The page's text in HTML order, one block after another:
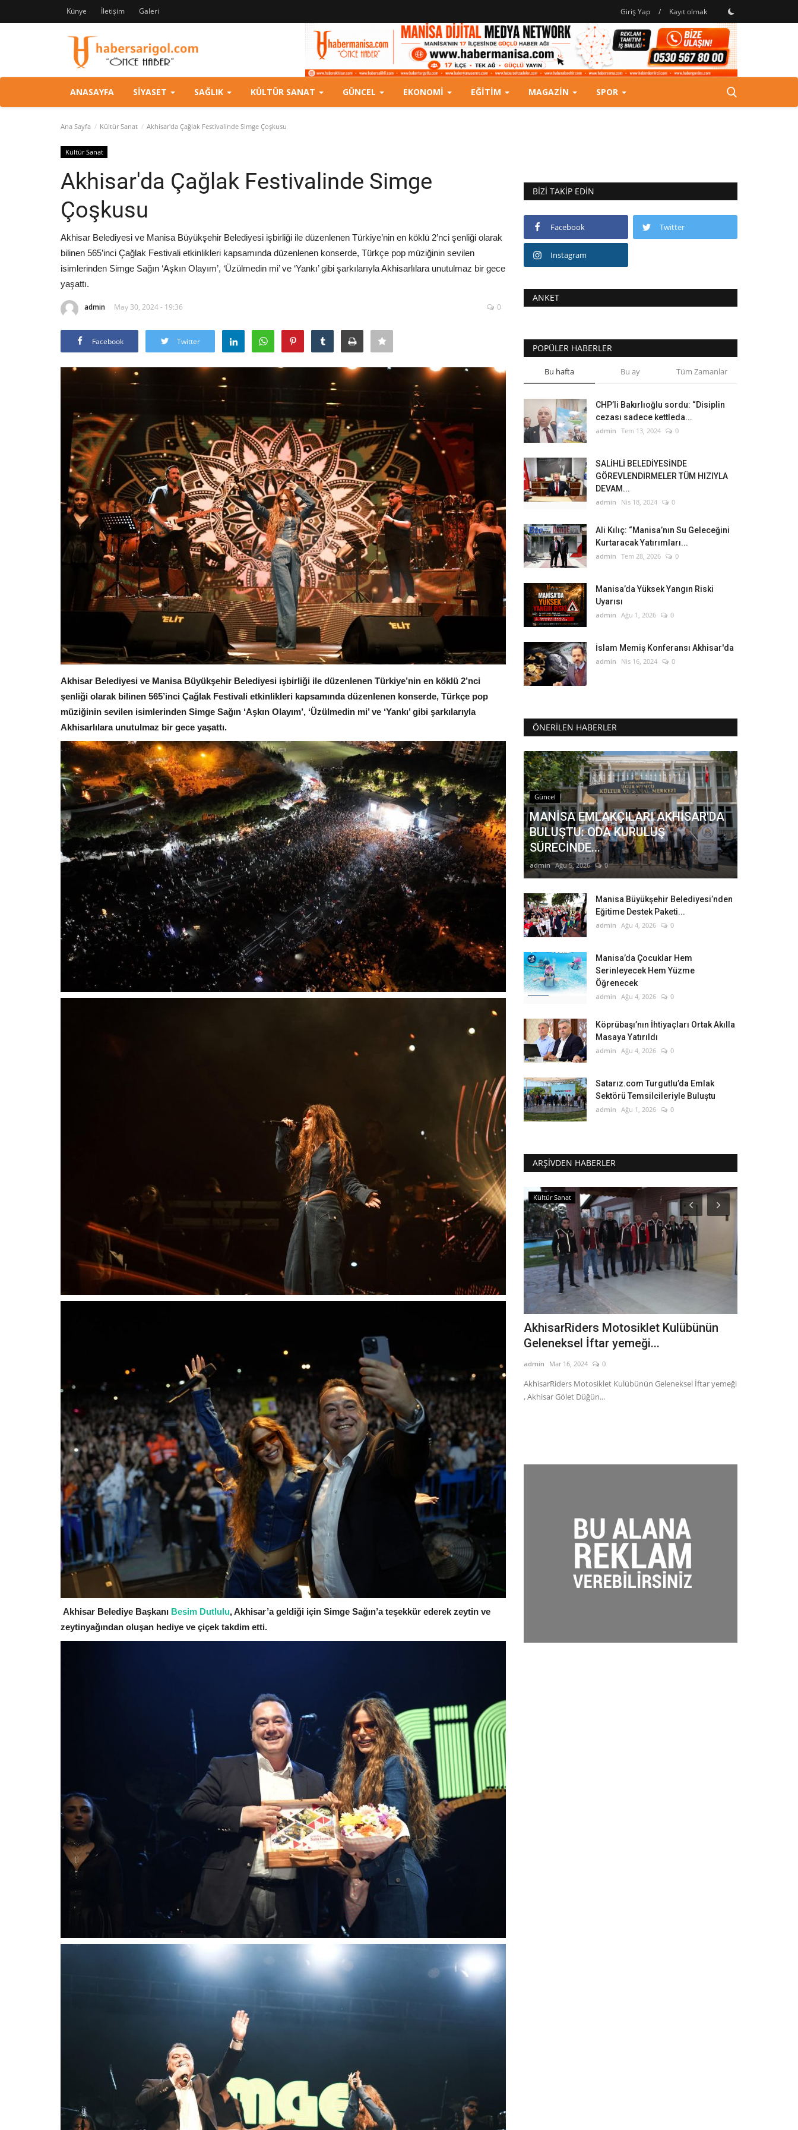
Künye İletişim Galeri Giriş Yap / Kayıt olmak
ANASAYFA SIYASET SAĞLIK KÜLTÜR SANAT GÜNCEL EKONOMI EĞITIM MAGAZIN SPOR
Ana Sayfa Kültür Sanat Akhisar'da Çağlak Festivalinde Simge Çoşkusu
Kültür Sanat
Akhisar'da Çağlak Festivalinde Simge
Çoşkusu
Akhisar Belediyesi ve Manisa Büyükşehir Belediyesi işbirliği ile düzenlenen Türkiye’nin en köklü 2’nci şenliği olarak
bilinen 565’inci Çağlak Festivali etkinlikleri kapsamında düzenlenen konserde, Türkçe pop müziğinin sevilen
isimlerinden Simge Sağın ‘Aşkın Olayım’, ‘Üzülmedin mi’ ve ‘Yankı’ gibi şarkılarıyla Akhisarlılara unutulmaz bir gece
yaşattı.
admin May 30, 2024 - 19:36 0
Facebook Twitter
Akhisar Belediyesi ve Manisa Büyükşehir Belediyesi işbirliği ile düzenlenen Türkiye’nin en köklü 2’nci
şenliği olarak bilinen 565’inci Çağlak Festivali etkinlikleri kapsamında düzenlenen konserde, Türkçe pop
müziğinin sevilen isimlerinden Simge Sağın ‘Aşkın Olayım’, ‘Üzülmedin mi’ ve ‘Yankı’ gibi şarkılarıyla
Akhisarlılara unutulmaz bir gece yaşattı.
Akhisar Belediye Başkanı Besim Dutlulu, Akhisar’a geldiği için Simge Sağın’a teşekkür ederek zeytin ve
zeytinyağından oluşan hediye ve çiçek takdim etti.
BIZI TAKIP EDIN
Facebook Twitter
Instagram
ANKET
POPÜLER HABERLER
Bu hafta Bu ay Tüm Zamanlar
CHP’li Bakırlıoğlu sordu: “Disiplin
cezası sadece kettleda...
admin Tem 13, 2024 0
SALİHLİ BELEDİYESİNDE
GÖREVLENDİRMELER TÜM HIZIYLA
DEVAM...
admin Nis 18, 2024 0
Ali Kılıç: “Manisa’nın Su Geleceğini
Kurtaracak Yatırımları...
admin Tem 28, 2026 0
Manisa’da Yüksek Yangın Riski
Uyarısı
admin Ağu 1, 2026 0
İslam Memiş Konferansı Akhisar'da
admin Nis 16, 2024 0
ÖNERILEN HABERLER
Güncel
MANİSA EMLAKÇILARI AKHİSAR'DA
BULUŞTU: ODA KURULUŞ
SÜRECİNDE...
admin Ağu 5, 2026 0
Manisa Büyükşehir Belediyesi’nden
Eğitime Destek Paketi...
admin Ağu 4, 2026 0
Manisa’da Çocuklar Hem
Serinleyecek Hem Yüzme
Öğrenecek
admin Ağu 4, 2026 0
Köprübaşı’nın İhtiyaçları Ortak Akılla
Masaya Yatırıldı
admin Ağu 4, 2026 0
Satarız.com Turgutlu’da Emlak
Sektörü Temsilcileriyle Buluştu
admin Ağu 1, 2026 0
ARŞIVDEN HABERLER
CHP Kadın Kolları Genel Başkanı Aylin Nazlıaka, 8 Mart
Dünya Emekçi Kadınlar Günü...
Yaşam
Ergün, Gençlerle Buluştu...
admin Mar 26, 2024 0
Manisa Büyükşehir Belediye Başkanı Cengiz Ergün, Eski
Gençlik ve Spor Bakanı ve...
Kültür Sanat
AkhisarRiders Motosiklet Kulübünün
Geleneksel İftar yemeği...
admin Mar 16, 2024 0
AkhisarRiders Motosiklet Kulübünün Geleneksel İftar yemeği
, Akhisar Gölet Düğün...